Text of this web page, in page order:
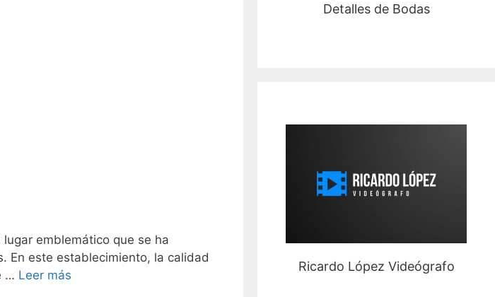
lugar emblemático que se ha
En este establecimiento, la calidad
… Leer más
Detalles de Bodas
Ricardo López Videógrafo